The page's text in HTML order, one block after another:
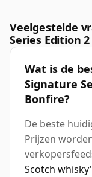
Veelgestelde
Series Edition
Wat is de
Signature
Bonfire?
De beste
Prijzen
Scotch